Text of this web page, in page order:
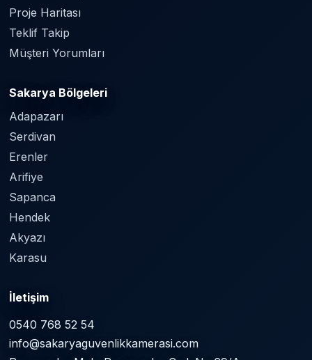
Proje Haritası
Teklif Takip
Müşteri Yorumları
Sakarya Bölgeleri
Adapazarı
Serdivan
Erenler
Arifiye
Sapanca
Hendek
Akyazı
Karasu
İletişim
0540 768 52 54
info@sakaryaguvenlikkamerasi.com